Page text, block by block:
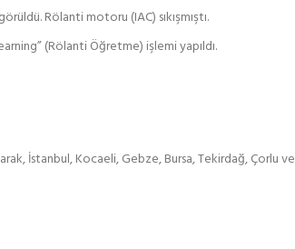
Rölanti motoru (IAC) sıkışmıştı.
(Rölanti Öğretme) işlemi yapıldı.
İstanbul, Kocaeli, Gebze, Bursa, Tekirdağ, Çorlu ve